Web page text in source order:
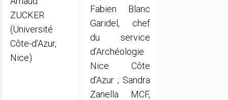
ZUCKER
(Université
Côte-d’Azur,
Nice)
Fabien Blanc
Garidel, chef
du service
d’Archéologie
Nice Côte
d’Azur ; Sandra
Zanella MCF,